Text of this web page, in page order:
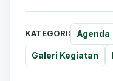
KATEGORI: Agenda
Galeri Kegiatan